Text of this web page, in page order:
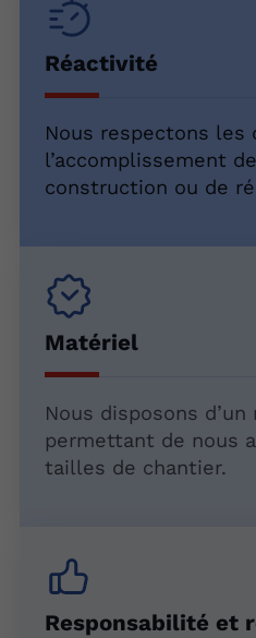
Réactivité
Nous respectons les
l’accomplissement
construction ou de
Matériel
Nous disposons
permettant de nous
tailles de chantier.
Responsabilité et